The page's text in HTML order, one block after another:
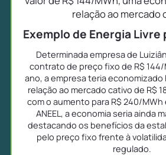
relação ao mercado
Exemplo de Energia Livre
Determinada empresa de
contrato de preço fixo de R$ 144/
ano, a empresa teria economizado
relação ao mercado cativo de R$
com o aumento para R$ 240/
ANEEL, a economia seria ainda
destacando os benefícios da
pelo preço fixo frente à
regulado.